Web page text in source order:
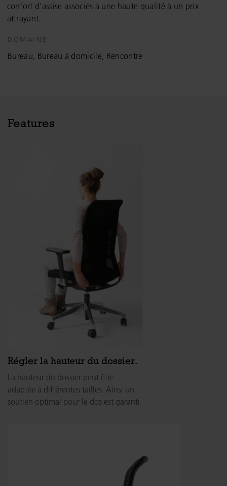
confort d’assise associés à une haute qualité à un prix
attrayant.
DOMAINE
Bureau, Bureau à domicile, Rencontre
Features
Régler la hauteur du dossier.
La hauteur du dossier peut être
adaptée à différentes tailles. Ainsi un
soutien optimal pour le dos est garanti.